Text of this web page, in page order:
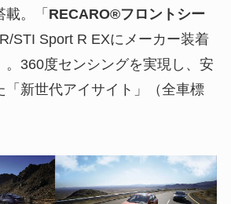
載。「 RECARO®フロントシー
STI Sport R EXにメーカー装着
。360度センシングを実現し、安
「新世代アイサイト」（全車標